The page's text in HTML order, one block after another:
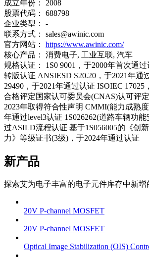
成立年份：
2008
股票代码：
688798
企业类型：
-
联系方式：
sales@awinic.com
官方网站：
https://www.awinic.com/
核心产品：
消费电子, 工业互联, 汽车
规格认证：
1S0 9001，于2000年首次通
转版认证 ANSIESD S20.20，于2021年通
29490，于2021年通过认证 ISOIEC 17025
合格评定国家认可委员会(CNAS)认可评
2023年取得符合性声明 CMMI(能力成熟
年通过level3认证 1S026262(道路车辆功
过ASILD流程认证 基于1S056005的《创
力》等级证书(3级)，于2024年通过认证
新产品
探索艾为电子丰富的电子元件库存中新增
20V P-channel MOSFET
20V P-channel MOSFET
Optical Image Stabilization (OIS)